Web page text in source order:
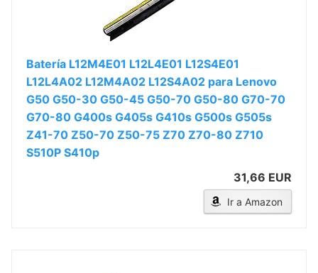
Batería L12M4E01 L12L4E01 L12S4E01
L12L4A02 L12M4A02 L12S4A02 para Lenovo
G50 G50-30 G50-45 G50-70 G50-80 G70-70
G70-80 G400s G405s G410s G500s G505s
Z41-70 Z50-70 Z50-75 Z70 Z70-80 Z710
S510P S410p
31,66 EUR
Ir a Amazon